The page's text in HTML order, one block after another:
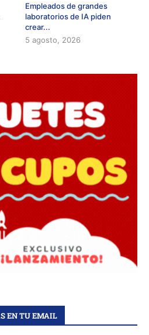
Empleados de grandes
laboratorios de IA piden
crear...
5 agosto, 2026
EN TU EMAIL